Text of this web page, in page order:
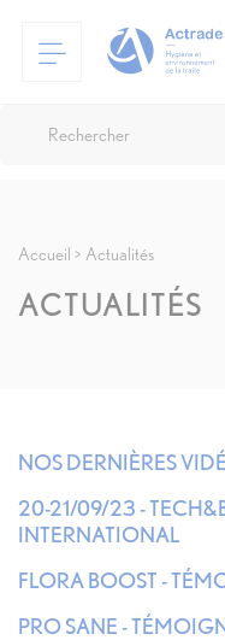
Accueil Actualités
ACTUALITÉS
NOS DERNIÈRES
20-21/09/23 -
INTERNATIONAL
FLORA BOOST -
PRO SANE -